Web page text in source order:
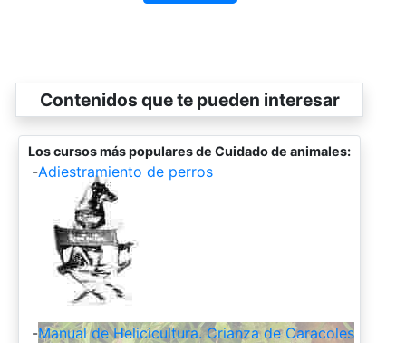
Contenidos que te pueden interesar
Los cursos más populares de Cuidado de animales:
-Adiestramiento de perros
-Manual de Helicicultura. Crianza de Caracoles